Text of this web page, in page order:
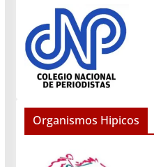
Organismos Hipicos